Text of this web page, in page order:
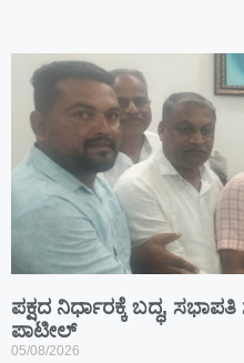
ಪಕ್ಷದ ನಿರ್ಧಾರಕ್ಕೆ ಬದ್ಧ,
ಪಾಟೀಲ್
05/08/2026